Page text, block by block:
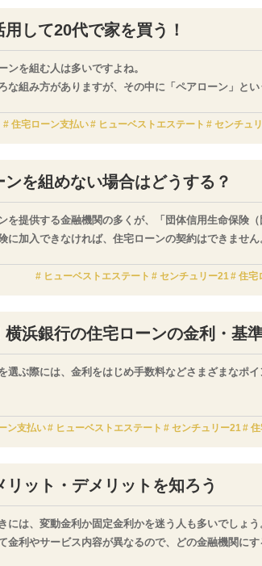
して20代で家を買う！
ンを組む人は多いですよね。
な組み方がありますが、その中に「ペアローン」とい
ンについて詳しく解説していきます。
住宅ローン支払い ヒューベストエステート センチュ
を組めない場合はどうする？
を提供する金融機関の多くが、「団体信用生命保険
に加入できなければ、住宅ローンの契約はできません
ヒューベストエステート センチュリー21 住宅
浜銀行の住宅ローンの金利・基
選ぶ際には、金利をはじめ手数料などさまざまなポ
奈川県にお住まいの方に人気の高い地方銀行として
などについて解説していきます。
ン支払い ヒューベストエステート センチュリー21
リット・デメリットを知ろう
には、変動金利か固定金利かを迷う人も多いでしょう
金利やサービス内容が異なるので、どの金融機関に